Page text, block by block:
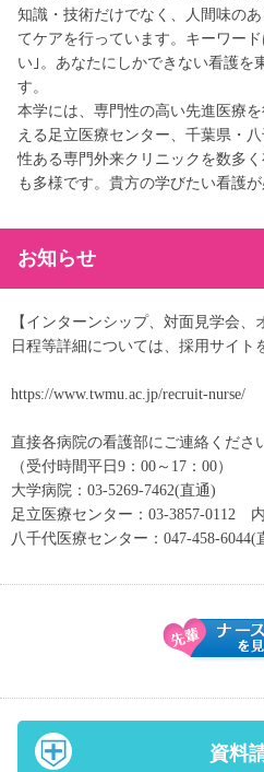
知識・技術だけでなく、人間味の
てケアを行っています。キーワー
い｣。あなたにしかできない看護を
す。
本学には、専門性の高い先進医療
える足立医療センター、千葉県・
性ある専門外来クリニックを数多
も多様です。貴方の学びたい看護が
お知らせ
【インターンシップ、対面見学会、
日程等詳細については、採用サイト
https://www.twmu.ac.jp/recruit-nurse/
直接各病院の看護部にご連絡くださ
（受付時間平日9：00～17：00）
大学病院：03-5269-7462(直通)
足立医療センター：03-3857-0112
八千代医療センター：047-458-6044(
資料